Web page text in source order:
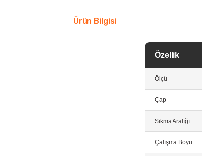
Ürün Bilgisi
Özellik
Ölçü
Çap
Sıkma Aralığı
Çalışma Boyu